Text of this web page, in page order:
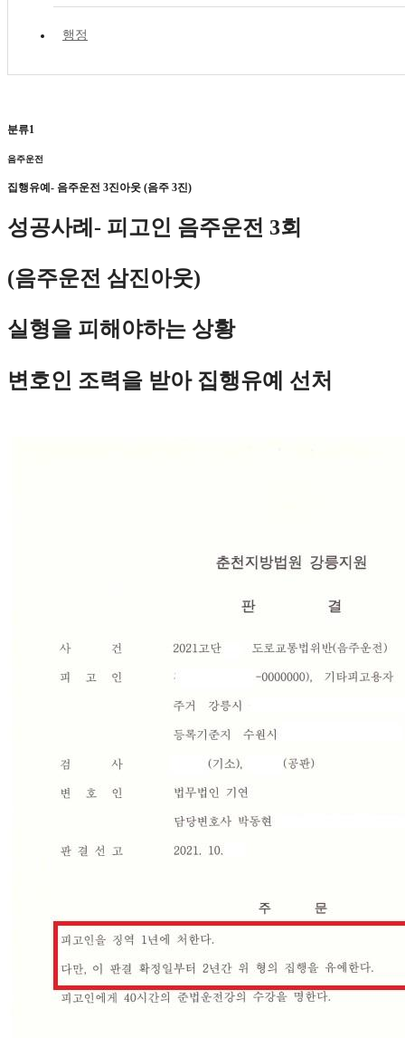
행정
분류1
음주운전
집행유예- 음주운전 3진아웃 (음주 3진)
성공사례- 피고인 음주운전 3회
(음주운전 삼진아웃)
실형을 피해야하는 상황
변호인 조력을 받아 집행유예 선처